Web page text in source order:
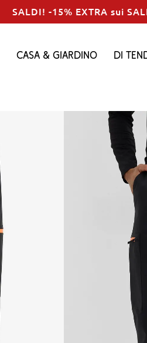
SALDI! -15% EXTRA sui
Casa & Giardino Di